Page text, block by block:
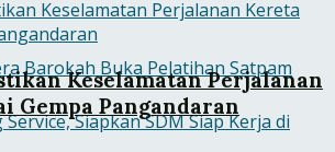
Keselamatan Perjalanan
Gempa Pangandaran